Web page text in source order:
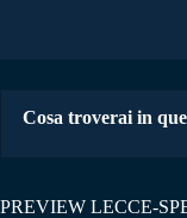
Cosa troverai in
PREVIEW LECCE-